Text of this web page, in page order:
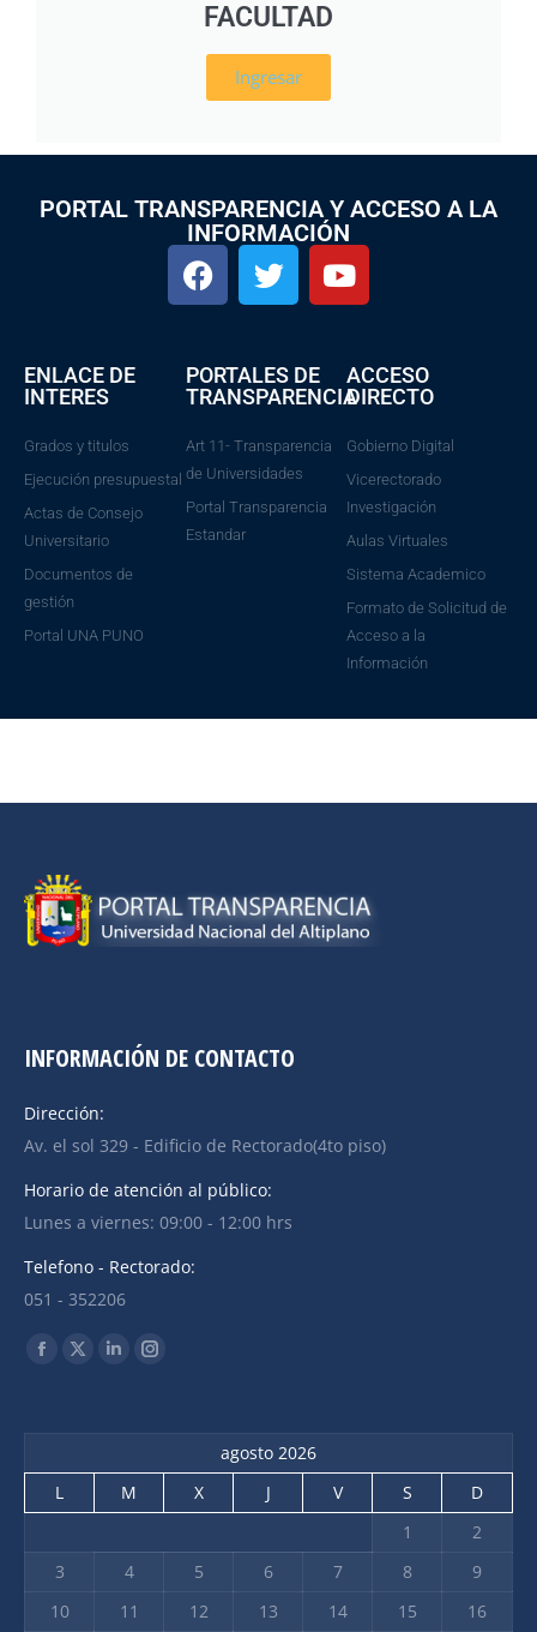
FACULTAD
Ingresar
PORTAL TRANSPARENCIA Y ACCESO A LA
INFORMACIÓN
ENLACE DE
INTERES
Grados y titulos
Ejecución presupuestal
Actas de Consejo
Universitario
Documentos de
gestión
Portal UNA PUNO
PORTALES DE
TRANSPARENCIA
Art 11- Transparencia
de Universidades
Portal Transparencia
Estandar
ACCESO
DIRECTO
Gobierno Digital
Vicerectorado
Investigación
Aulas Virtuales
Sistema Academico
Formato de Solicitud de
Acceso a la
Información
INFORMACIÓN DE CONTACTO
Dirección:
Av. el sol 329 - Edificio de Rectorado(4to piso)
Horario de atención al público:
Lunes a viernes: 09:00 - 12:00 hrs
Telefono - Rectorado:
051 - 352206
Find us on:
agosto 2026
L
M X J V S
D
1
2
3
4 5 6 7 8
9
10
11 12 13 14 15 16